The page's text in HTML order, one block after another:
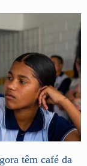
têm café da